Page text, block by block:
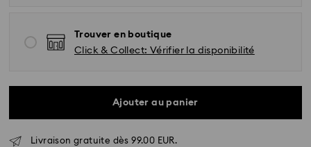
Trouver en boutique
Click & Collect: Vérifier la disponibilité
Ajouter au panier
Livraison gratuite dès 99.00 EUR.